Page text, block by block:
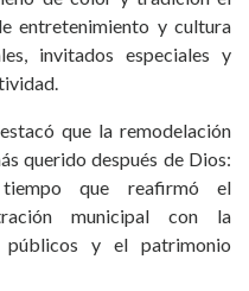
entretenimiento y cultura
invitados especiales y
que la remodelación
querido después de Dios:
que reafirmó el
municipal con la
públicos y el patrimonio